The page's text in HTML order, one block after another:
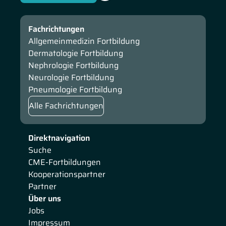
Direktnavigation
Suche
CME-Fortbildungen
Kooperationspartner
Partner
Über uns
Jobs
Impressum
Fachrichtungen
Allgemeinmedizin Fortbildung
Dermatologie Fortbildung
Nephrologie Fortbildung
Neurologie Fortbildung
Pneumologie Fortbildung
Alle Fachrichtungen